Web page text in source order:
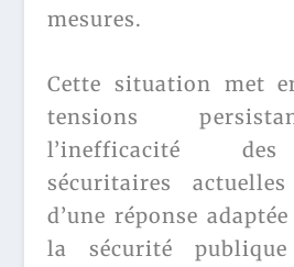
mesures.
Cette situation met
tensions
l’inefficacité
sécuritaires
d’une réponse
la sécurité